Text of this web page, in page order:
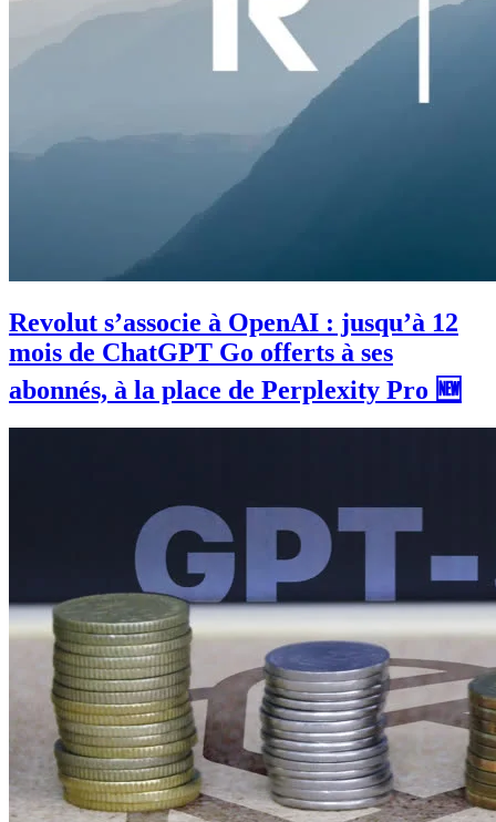
Revolut s’associe à OpenAI : jusqu’à 12
mois de ChatGPT Go offerts à ses
abonnés, à la place de Perplexity Pro 🆕